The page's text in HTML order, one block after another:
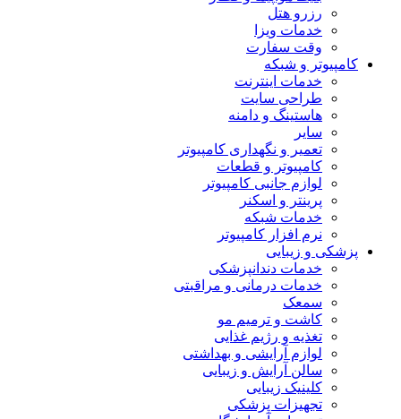
رزرو هتل
خدمات ویزا
وقت سفارت
کامپیوتر و شبکه
خدمات اینترنت
طراحی سایت
هاستینگ و دامنه
سایر
تعمیر و نگهداری کامپیوتر
کامپیوتر و قطعات
لوازم جانبی کامپیوتر
پرینتر و اسکنر
خدمات شبکه
نرم افزار کامپیوتر
پزشکی و زیبایی
خدمات دندانپزشکی
خدمات درمانی و مراقبتی
سمعک
کاشت و ترمیم مو
تغذیه و رژیم غذایی
لوازم آرایشی و بهداشتی
سالن آرایش و زیبایی
کلینیک زیبایی
تجهیزات پزشکی